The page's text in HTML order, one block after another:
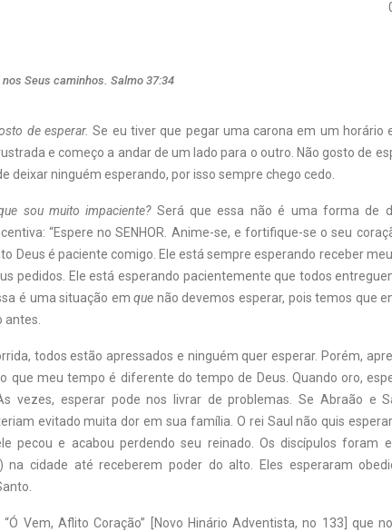
nos Seus caminhos. Salmo 37:34
de esperar. Se eu tiver que pegar uma carona em um horário
e começo a andar de um lado para o outro. Não gosto de
deixar ninguém esperando, por isso sempre chego cedo.
sou muito impaciente?Será que essa não é uma forma de
“Espere no SENHOR. Anime-se, e fortifique-se o seu
Deus é paciente comigo. Ele está sempre esperando receber
pedidos. Ele está esperando pacientemente que todos
é uma situação emque não devemos esperar, pois temos que
antes.
todos estão apressados e ninguém quer esperar. Porém,
que meu tempo é diferente do tempo de Deus. Quando oro,
vezes, esperar pode nos livrar de problemas. Se Abraão e
evitado muita dor em sua família. O rei Saul não quis
pecou e acabou perdendo seu reinado. Os discípulos foram
na cidade até receberem poder do alto. Eles esperaram
Vem, Aflito Coração” [Novo Hinário Adventista, no 133] que